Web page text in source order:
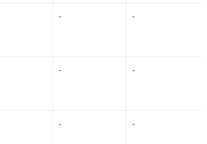
- -
- -
- -